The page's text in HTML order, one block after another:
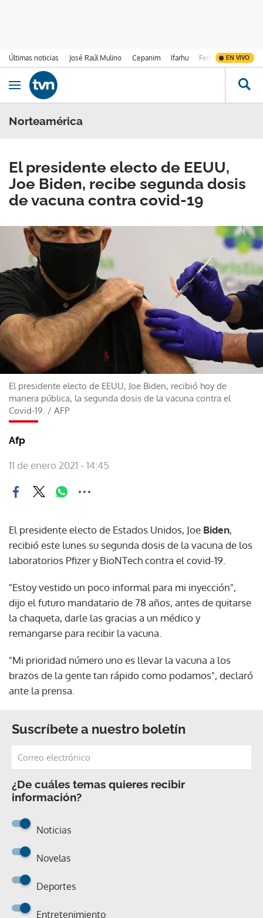
Últimas noticias José Raúl Mulino Cepanim Ifarhu Fenómeno de El
EN VIVO
Ir al contenido
Obrir navegació
Norteamérica
El presidente electo de EEUU,
Joe Biden, recibe segunda dosis
de vacuna contra covid-19
El presidente electo de EEUU, Joe Biden, recibió hoy de
manera pública, la segunda dosis de la vacuna contra el
Covid-19. / AFP
Afp
11 de enero 2021 - 14:45
El presidente electo de Estados Unidos, Joe Biden,
recibió este lunes su segunda dosis de la vacuna de los
laboratorios Pfizer y BioNTech contra el covid-19.
"Estoy vestido un poco informal para mi inyección",
dijo el futuro mandatario de 78 años, antes de quitarse
la chaqueta, darle las gracias a un médico y
remangarse para recibir la vacuna.
"Mi prioridad número uno es llevar la vacuna a los
brazos de la gente tan rápido como podamos", declaró
ante la prensa.
Suscríbete a nuestro boletín
¿De cuáles temas quieres recibir
información?
Noticias
Novelas
Deportes
Entretenimiento